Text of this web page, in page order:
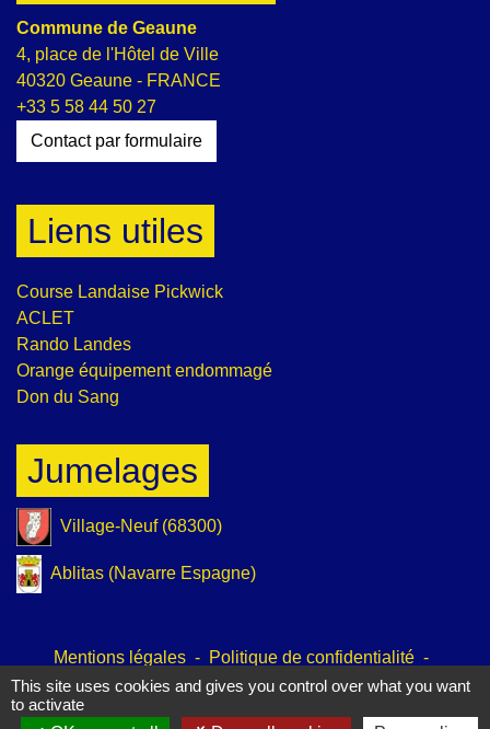
Commune de Geaune
4, place de l'Hôtel de Ville
40320 Geaune - FRANCE
+33 5 58 44 50 27
Contact par formulaire
Liens utiles
Course Landaise Pickwick
ACLET
Rando Landes
Orange équipement endommagé
Don du Sang
Jumelages
Village-Neuf (68300)
Ablitas (Navarre Espagne)
Mentions légales - Politique de confidentialité -
Accessibilité - Plan du site - Gestion des cookies
This site uses cookies and gives you control over what you want
to activate